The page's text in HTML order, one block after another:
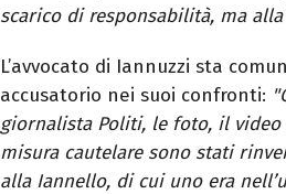
scarico di responsabilità, ma
L’avvocato di Iannuzzi sta
accusatorio nei suoi confronti:
giornalista Politi, le foto, il
misura cautelare sono stati
alla Iannello, di cui uno era